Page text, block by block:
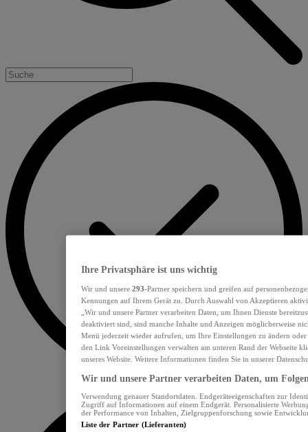
Ihre Privatsphäre ist uns wichtig
Wir und unsere 293-Partner speichern und greifen auf
Kennungen auf Ihrem Gerät zu. Durch Auswahl von Akzeptieren
„Wir und unsere Partner verarbeiten Daten, um Ihnen Dienste
deaktiviert sind, sind manche Inhalte und Anzeigen möglicherweise
Menü jederzeit wieder aufrufen, um Ihre Einstellungen zu ändern
den Link Voreinstellungen verwalten am unteren Rand der Webseite
unseres Website. Weitere Informationen finden Sie in unserer
Wir und unsere Partner verarbeiten Daten, um
Verwendung genauer Standortdaten. Endgeräteeigenschaften zur
Zugriff auf Informationen auf einem Endgerät. Personalisierte
der Performance von Inhalten, Zielgruppenforschung sowie
Liste der Partner (Lieferanten)